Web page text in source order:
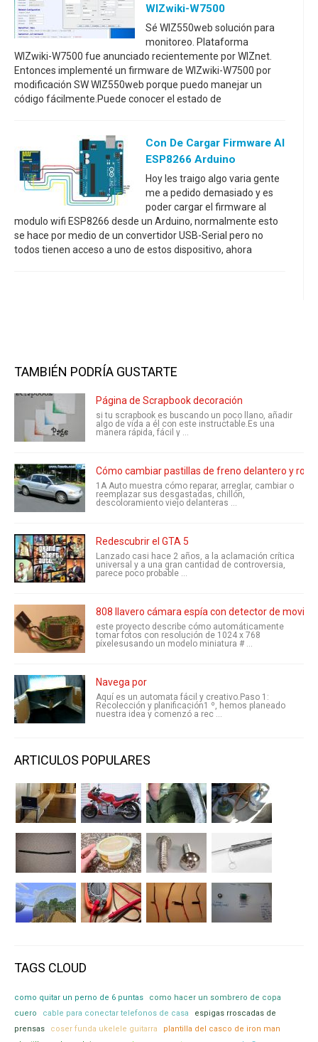
WIZwiki-W7500
Sé WIZ550web solución para
monitoreo. Plataforma
WIZwiki-W7500 fue anunciado recientemente por WIZnet.
Entonces implementé un firmware de WIZwiki-W7500 por
modificación SW WIZ550web porque puedo manejar un
código fácilmente.Puede conocer el estado de
Con De Cargar Firmware Al
ESP8266 Arduino
Hoy les traigo algo varia gente
me a pedido demasiado y es
poder cargar el firmware al
modulo wifi ESP8266 desde un Arduino, normalmente esto
se hace por medio de un convertidor USB-Serial pero no
todos tienen acceso a uno de estos dispositivo, ahora
TAMBIÉN PODRÍA GUSTARTE
Página de Scrapbook decoración
si tu scrapbook es buscando un poco llano, añadir
algo de vida a él con este instructable.Es una
manera rápida, fácil y ...
Cómo cambiar pastillas de freno delantero y
1A Auto muestra cómo reparar, arreglar, cambiar o
reemplazar sus desgastadas, chillón,
descoloramiento viejo delanteras ...
Redescubrir el GTA 5
Lanzado casi hace 2 años, a la aclamación crítica
universal y a una gran cantidad de controversia,
parece poco probable ...
808 llavero cámara espía con detector de
este proyecto describe cómo automáticamente
tomar fotos con resolución de 1024 x 768
píxelesusando un modelo miniatura # ...
Navega por
Aquí es un automata fácil y creativo.Paso 1:
Recolección y planificación1 º, hemos planeado
nuestra idea y comenzó a rec ...
ARTICULOS POPULARES
TAGS CLOUD
como quitar un perno de 6 puntas
como hacer un sombrero de copa
cuero
cable para conectar telefonos de casa
espigas rroscadas de
prensas
coser funda ukelele guitarra
plantilla del casco de iron man